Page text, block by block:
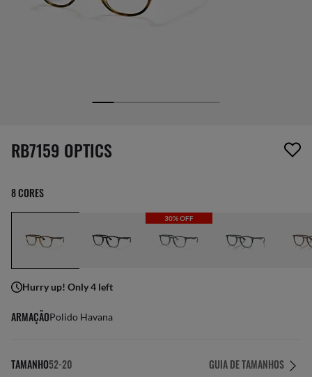
1 item foi removido da sua lista de desejos
RB7159 OPTICS
8 CORES
30% OFF
Hurry up! Only 4 left
ARMAÇÃOPolido Havana
TAMANHO52-20 GUIA DE TAMANHOS